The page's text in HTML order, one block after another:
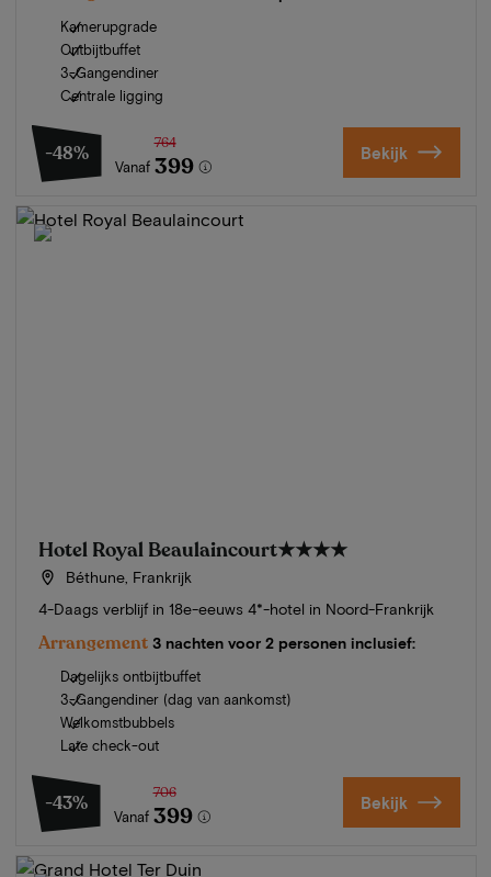
Kamerupgrade
Ontbijtbuffet
3-Gangendiner
Centrale ligging
-48%
Vanaf
764
399 Bekijk
Hotel Royal Beaulaincourt★★★★
Béthune, Frankrijk
4-Daags verblijf in 18e-eeuws 4*-hotel in Noord-Frankrijk
Arrangement 3 nachten voor 2 personen inclusief:
Dagelijks ontbijtbuffet
3-Gangendiner (dag van aankomst)
Welkomstbubbels
Late check-out
-43%
Vanaf
706
399 Bekijk